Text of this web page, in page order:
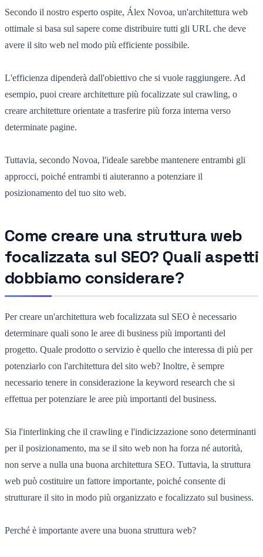
Secondo il nostro esperto ospite, Álex Novoa, un'architettura web
ottimale si basa sul sapere come distribuire tutti gli URL che deve
avere il sito web nel modo più efficiente possibile.
L'efficienza dipenderà dall'obiettivo che si vuole raggiungere. Ad
esempio, puoi creare architetture più focalizzate sul crawling, o
creare architetture orientate a trasferire più forza interna verso
determinate pagine.
Tuttavia, secondo Novoa, l'ideale sarebbe mantenere entrambi gli
approcci, poiché entrambi ti aiuteranno a potenziare il
posizionamento del tuo sito web.
Come creare una struttura web
focalizzata sul SEO? Quali aspetti
dobbiamo considerare?
Per creare un'architettura web focalizzata sul SEO è necessario
determinare quali sono le aree di business più importanti del
progetto. Quale prodotto o servizio è quello che interessa di più per
potenziarlo con l'architettura del sito web? Inoltre, è sempre
necessario tenere in considerazione la keyword research che si
effettua per potenziare le aree più importanti del business.
Sia l'interlinking che il crawling e l'indicizzazione sono determinanti
per il posizionamento, ma se il sito web non ha forza né autorità,
non serve a nulla una buona architettura SEO. Tuttavia, la struttura
web può costituire un fattore importante, poiché consente di
strutturare il sito in modo più organizzato e focalizzato sul business.
Perché è importante avere una buona struttura web?